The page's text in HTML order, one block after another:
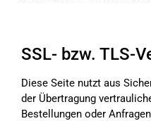
SSL- bzw. TLS-
Diese Seite nutzt aus
der Übertragung
Bestellungen oder